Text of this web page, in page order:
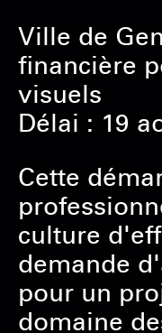
Ville de
financière
visuels
Délai : 19
Cette
culture
demande
pour un
domaine